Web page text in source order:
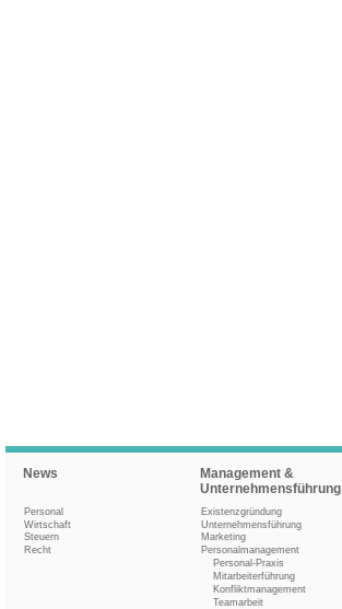
News
Personal
Wirtschaft
Steuern
Recht
Management &
Unternehmensführung
Existenzgründung
Unternehmensführung
Marketing
Personalmanagement
Personal-Praxis
Mitarbeiterführung
Konfliktmanagement
Teamarbeit